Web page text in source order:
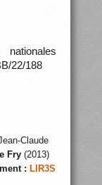
22/188
Claude
Fry(2013)
: LIR3S